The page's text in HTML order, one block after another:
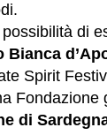
di
Bianca
Spirit
Fondazione
di